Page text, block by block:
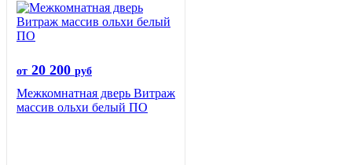
от 20 200 руб
Межкомнатная дверь Витраж
массив ольхи белый ПО